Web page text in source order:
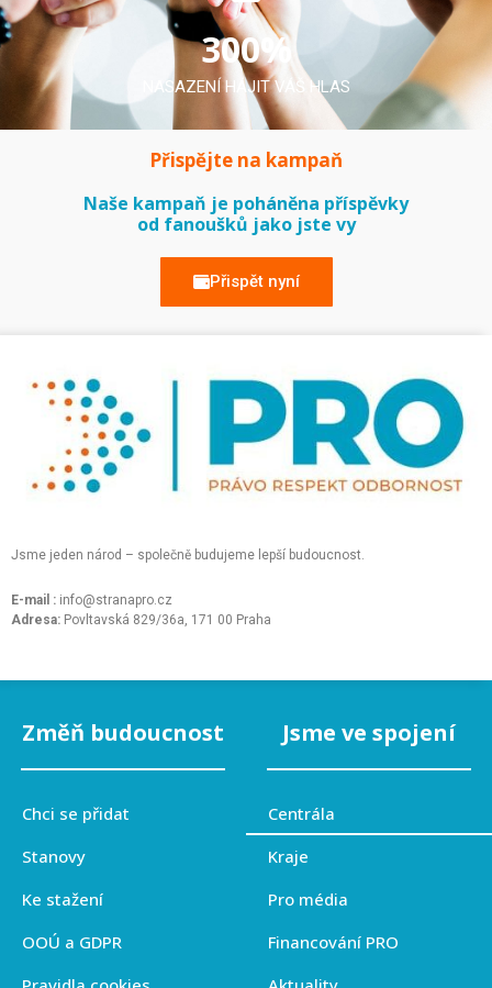
NASAZENÍ HÁJIT VÁŠ HLAS
300%
Přispějte na kampaň
Naše kampaň je poháněna příspěvky
od fanoušků jako jste vy
Přispět nyní
Jsme jeden národ – společně budujeme lepší budoucnost.
E-mail : info@stranapro.cz
Adresa: Povltavská 829/36a, 171 00 Praha
Změň budoucnost
Chci se přidat
Stanovy
Ke stažení
OOÚ a GDPR
Jsme ve spojení
Centrála
Kraje
Pro média
Financování PRO